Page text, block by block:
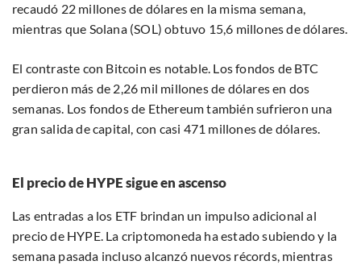
recaudó 22 millones de dólares en la misma semana,
mientras que Solana (SOL) obtuvo 15,6 millones de dólares.
El contraste con Bitcoin es notable. Los fondos de BTC
perdieron más de 2,26 mil millones de dólares en dos
semanas. Los fondos de Ethereum también sufrieron una
gran salida de capital, con casi 471 millones de dólares.
El precio de HYPE sigue en ascenso
Las entradas a los ETF brindan un impulso adicional al
precio de HYPE. La criptomoneda ha estado subiendo y la
semana pasada incluso alcanzó nuevos récords, mientras